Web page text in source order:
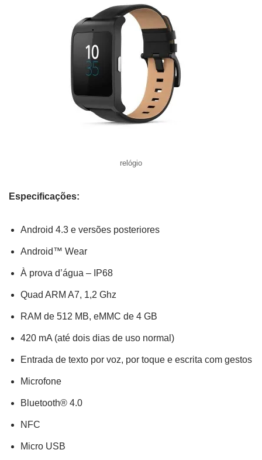
relógio
Especificações:
Android 4.3 e versões posteriores
Android™ Wear
À prova d’água – IP68
Quad ARM A7, 1,2 Ghz
RAM de 512 MB, eMMC de 4 GB
420 mA (até dois dias de uso normal)
Entrada de texto por voz, por toque e escrita com gestos
Microfone
Bluetooth® 4.0
NFC
Micro USB